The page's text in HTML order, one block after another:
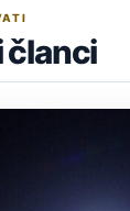
članci